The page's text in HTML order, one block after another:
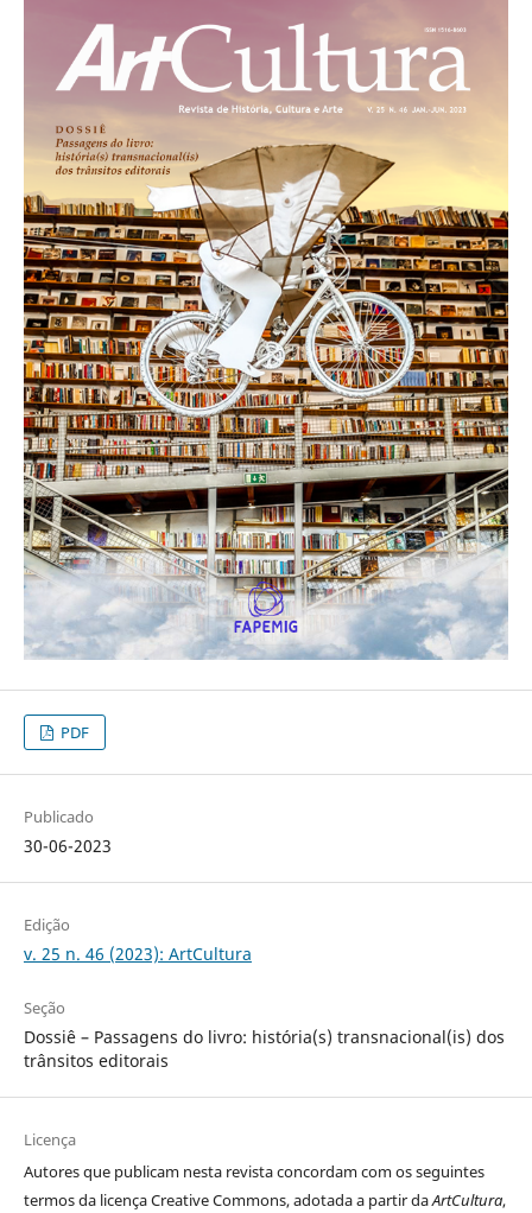
PDF
Publicado
30-06-2023
Edição
v. 25 n. 46 (2023): ArtCultura
Seção
Dossiê – Passagens do livro: história(s) transnacional(is) dos
trânsitos editorais
Licença
Autores que publicam nesta revista concordam com os seguintes
termos da licença Creative Commons, adotada a partir daArtCultura,